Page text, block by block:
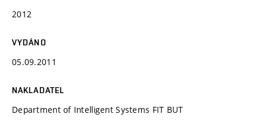
2012
VYDÁNO
05.09.2011
NAKLADATEL
Department of Intelligent Systems FIT BUT